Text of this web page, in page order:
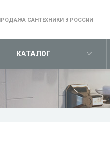
САНТЕХНИКИ В РОССИИ
КАТАЛОГ